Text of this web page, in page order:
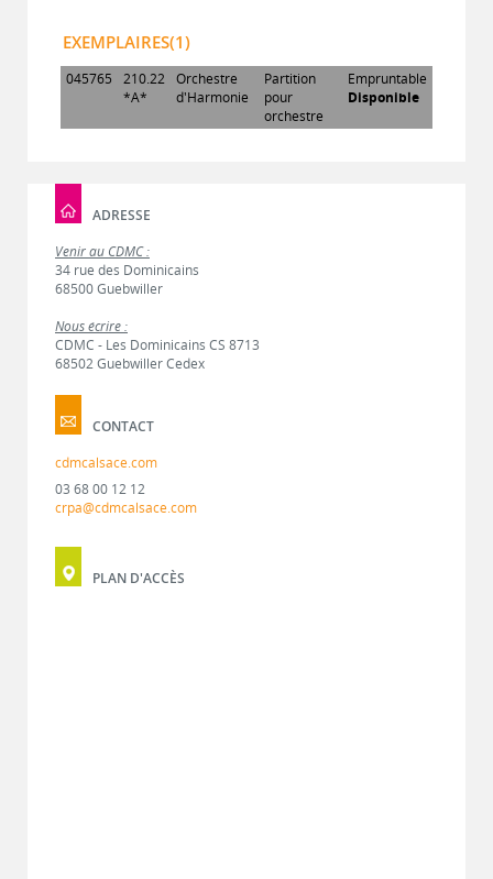
EXEMPLAIRES(1)
045765
210.22
*A*
Orchestre
d'Harmonie
Partition
pour
orchestre
Empruntable
Disponible
ADRESSE
Venir au CDMC :
34 rue des Dominicains
68500 Guebwiller
Nous écrire :
CDMC - Les Dominicains CS 8713
68502 Guebwiller Cedex
CONTACT
cdmcalsace.com
03 68 00 12 12
crpa@cdmcalsace.com
PLAN D'ACCÈS